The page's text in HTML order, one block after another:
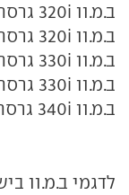
ב.מ.וו 320i גרסת Sport תעלה 277,000 שקל
ב.מ.וו 320i גרסת Luxury תעלה 325,000 שקל
ב.מ.וו 330i גרסת Sport תעלה 330,000 שקל
ב.מ.וו 330i גרסת Luxury תעלה 375,000 שקל
ב.מ.וו 340i גרסת Luxury תעלה 420,000 שקל
לדגמי ב.מ.וו